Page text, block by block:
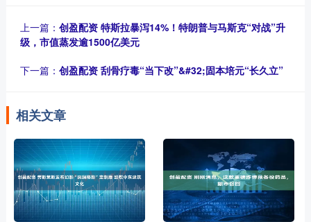
上一篇： 创盈配资 特斯拉暴泻14%！特朗普与马斯克“对战”升
级，市值蒸发逾1500亿美元
下一篇： 创盈配资 刮骨疗毒“当下改”&#32;固本培元“长久立”
相关文章